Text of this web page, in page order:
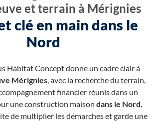
et terrain à Mérignies
clé en main dans le
Nord
Habitat Concept donne un cadre clair à
Mérignies, avec la recherche du terrain,
financier réunis dans un
une construction maison dans le Nord,
de multiplier les démarches et garde une